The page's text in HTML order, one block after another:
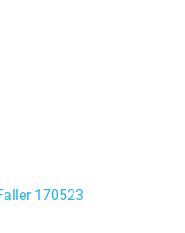
170523